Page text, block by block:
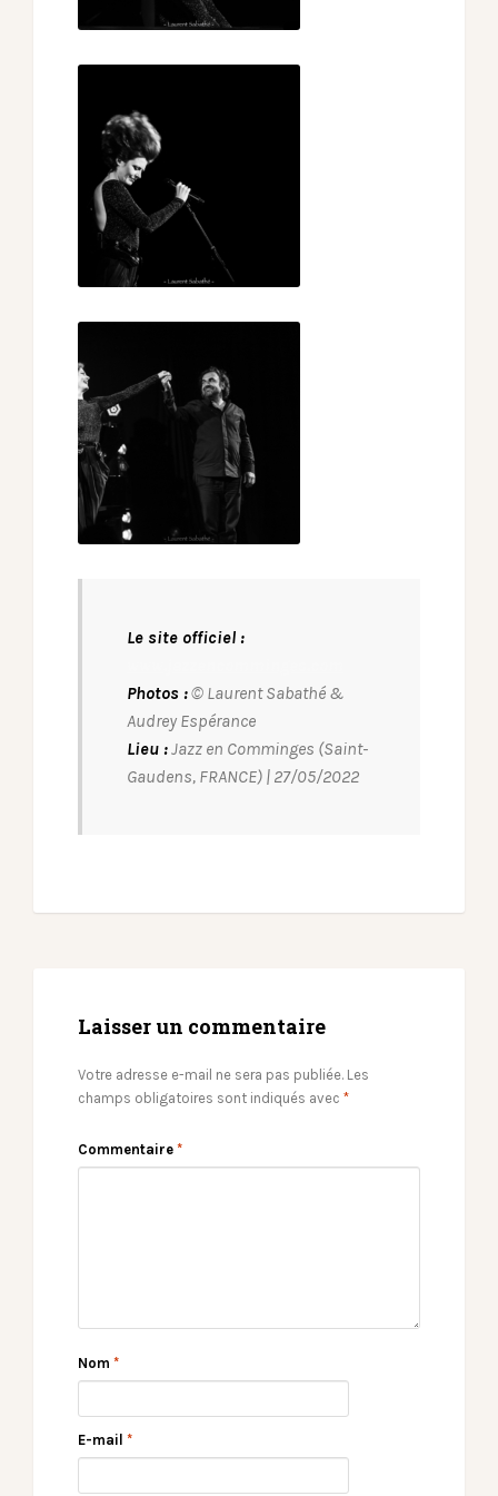
Le site officiel :
Photos :© Laurent Sabathé &
Audrey Espérance
Lieu :Jazz en Comminges (Saint-
Gaudens, FRANCE) | 27/05/2022
Laisser un commentaire
Votre adresse e-mail ne sera pas publiée. Les
champs obligatoires sont indiqués avec *
Commentaire *
Nom *
E-mail *